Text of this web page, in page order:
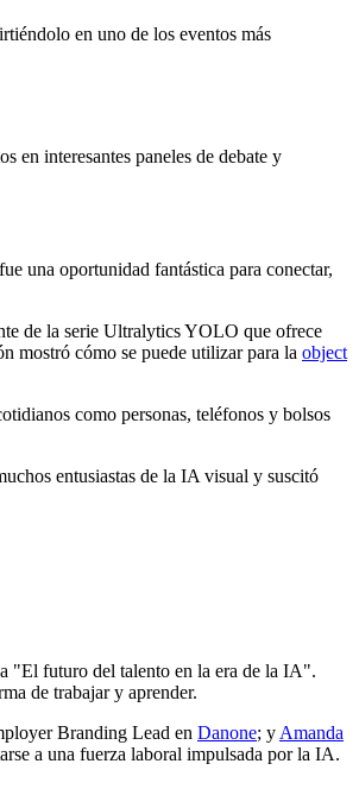
en uno de los eventos más
en interesantes paneles de debate y
una oportunidad fantástica para conectar,
de la serie Ultralytics YOLO que ofrece
mostró cómo se puede utilizar para la object
como personas, teléfonos y bolsos
entusiastas de la IA visual y suscitó
"El futuro del talento en la era de la IA".
de trabajar y aprender.
Branding Lead en Danone; y Amanda
a una fuerza laboral impulsada por la IA.